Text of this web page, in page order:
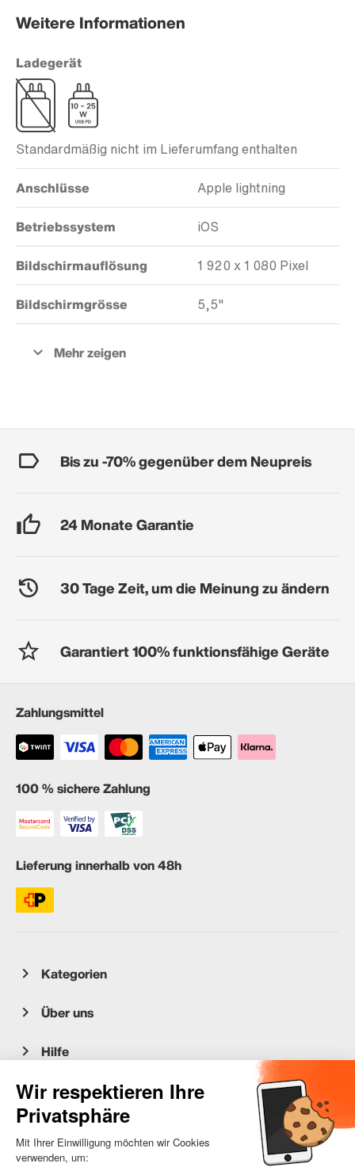
Weitere Informationen
Ladegerät
Standardmäßig nicht im Lieferumfang enthalten
Anschlüsse Apple lightning
Betriebssystem iOS
Bildschirmauflösung 1 920 x 1 080 Pixel
Bildschirmgrösse 5,5"
Bis zu -70% gegenüber dem Neupreis
24 Monate Garantie
30 Tage Zeit, um die Meinung zu ändern
Garantiert 100% funktionsfähige Geräte
Zahlungsmittel
100 % sichere Zahlung
Lieferung innerhalb von 48h
Kategorien
Über uns
Hilfe
Kundenservice
occasion.migros.mobile@recommerce.com
Montag-Freitag 08:00-17:00